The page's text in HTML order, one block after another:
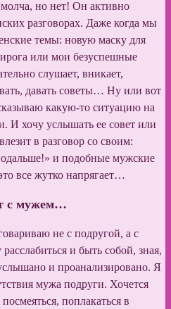
но нет! Он активно
разговорах. Даже когда мы
темы: новую маску для
или мои безуспешные
слушает, вникает,
давать советы… Ну или вот
какую-то ситуацию на
И хочу услышать ее совет или
в разговор со своим:
и подобные мужские
все жутко напрягает…
с мужем…
не с подругой, а с
и быть собой, зная,
и проанализировано. Я
мужа подруги. Хочется
поплакаться в